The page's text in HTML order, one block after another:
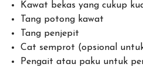
Kawat bekas yang cukup
Tang potong kawat
Tang penjepit
Cat semprot (opsional
Pengait atau paku untuk